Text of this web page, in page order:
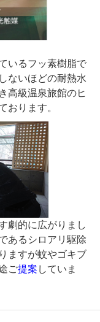
いるフッ素樹脂で
ないほどの耐熱水
高級温泉旅館のヒ
おります。
劇的に広がりまし
あるシロアリ駆除
ますが蚊やゴキブ
ご提案 していま